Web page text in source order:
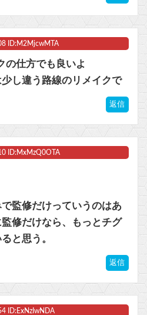
ID:M2MjcwMTA
の仕方でも良いよ
し違う路線のリメイクで
返信
ID:MxMzQ0OTA
監修だけっていうのはあ
修だけなら、もっとチグ
と思う。
返信
ID:ExNzIwNDA